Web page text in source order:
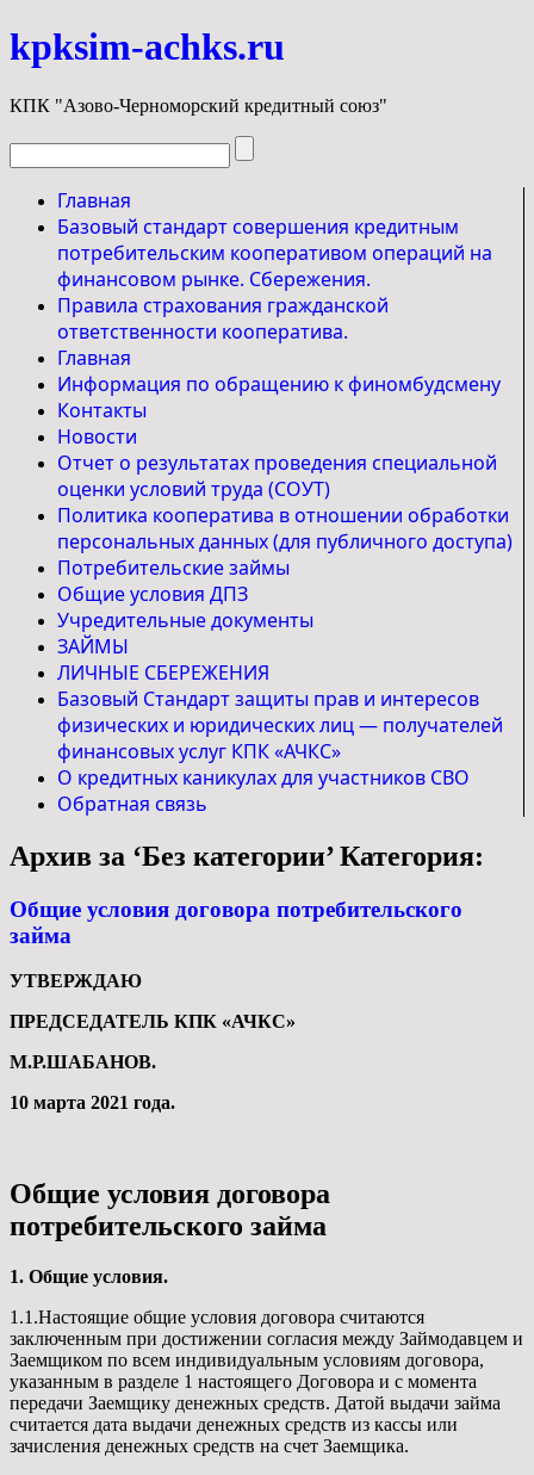
kpksim-achks.ru
КПК "Азово-Черноморский кредитный союз"
Главная
Базовый стандарт совершения кредитным
потребительским кооперативом операций на
финансовом рынке. Сбережения.
Правила страхования гражданской
ответственности кооператива.
Главная
Информация по обращению к финомбудсмену
Контакты
Новости
Отчет о результатах проведения специальной
оценки условий труда (СОУТ)
Политика кооператива в отношении обработки
персональных данных (для публичного доступа)
Потребительские займы
Общие условия ДПЗ
Учредительные документы
ЗАЙМЫ
ЛИЧНЫЕ СБЕРЕЖЕНИЯ
Базовый Стандарт защиты прав и интересов
физических и юридических лиц — получателей
финансовых услуг КПК «АЧКС»
О кредитных каникулах для участников СВО
Обратная связь
Архив за ‘Без категории’ Категория:
Общие условия договора потребительского
займа
УТВЕРЖДАЮ
ПРЕДСЕДАТЕЛЬ КПК «АЧКС»
М.Р.ШАБАНОВ.
10 марта 2021 года.
Общие условия договора
потребительского займа
1. Общие условия.
1.1.Настоящие общие условия договора считаются
заключенным при достижении согласия между Займодавцем и
Заемщиком по всем индивидуальным условиям договора,
указанным в разделе 1 настоящего Договора и с момента
передачи Заемщику денежных средств. Датой выдачи займа
считается дата выдачи денежных средств из кассы или
зачисления денежных средств на счет Заемщика.